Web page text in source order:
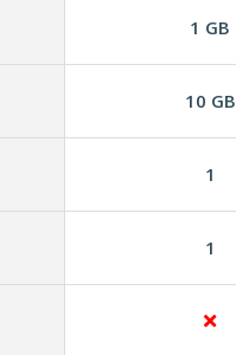
1 GB
10 GB
1
1